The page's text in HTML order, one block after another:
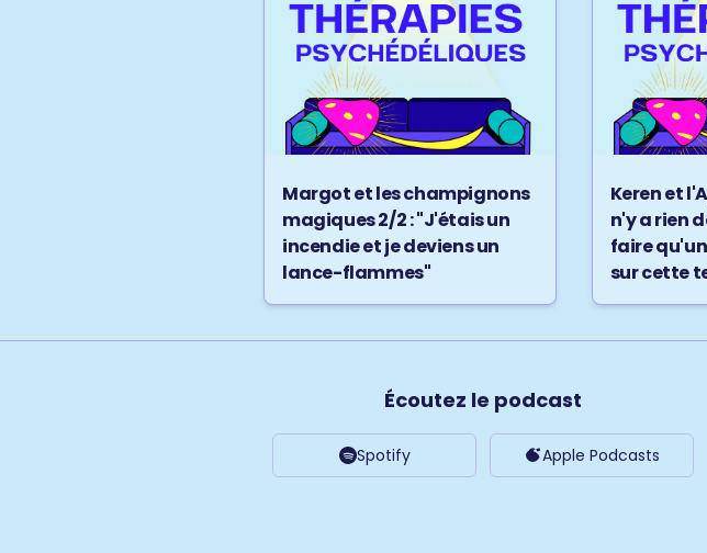
Margot et les champignons
magiques 2/2 : "J'étais un
incendie et je deviens un
lance-flammes"
Keren et
n'y a rien
faire
sur cette
Écoutez le podcast
Spotify Apple Podcasts